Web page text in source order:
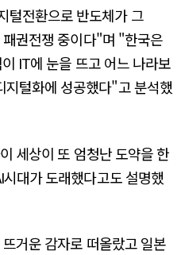
털전환으로 반도체가 그
권전쟁 중이다"며 "한국은
IT에 눈을 뜨고 어느 나라보
지털화에 성공했다"고 분석했
세상이 또 엄청난 도약을 한
대가 도래했다고도 설명했
거운 감자로 떠올랐고 일본